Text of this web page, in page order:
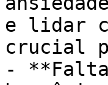
e lidar
crucial
- **Falta